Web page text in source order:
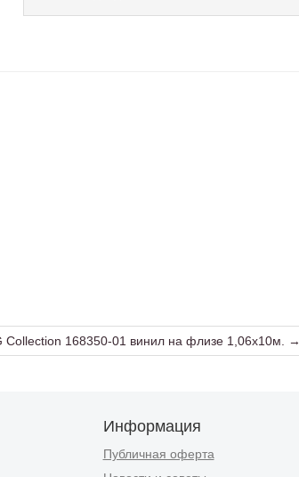
Collection 168350-01 винил на флизе 1,06х10м. →
Информация
Публичная оферта